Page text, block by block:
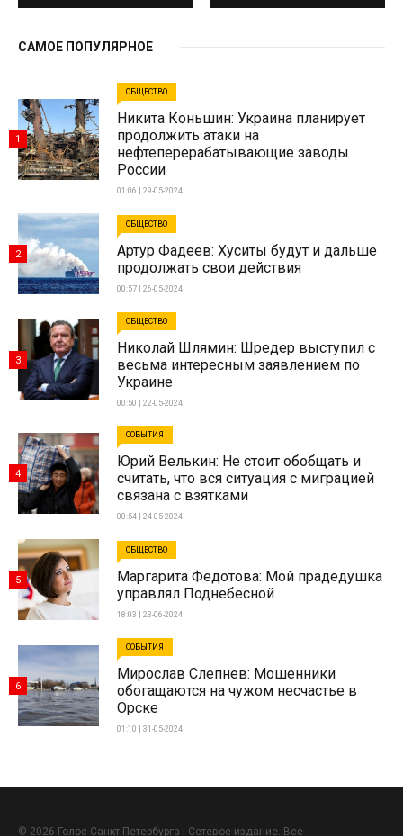
САМОЕ ПОПУЛЯРНОЕ
ОБЩЕСТВО
Никита Коньшин: Украина планирует
продолжить атаки на
нефтеперерабатывающие заводы
России
01:06 | 29-05-2024
1
ОБЩЕСТВО
Артур Фадеев: Хуситы будут и дальше
продолжать свои действия
00:57 | 26-05-2024
2
ОБЩЕСТВО
Николай Шлямин: Шредер выступил с
весьма интересным заявлением по
Украине
00:50 | 22-05-2024
3
СОБЫТИЯ
Юрий Велькин: Не стоит обобщать и
считать, что вся ситуация с миграцией
связана с взятками
00:54 | 24-05-2024
4
ОБЩЕСТВО
Маргарита Федотова: Мой прадедушка
управлял Поднебесной
18:03 | 23-06-2024
5
СОБЫТИЯ
Мирослав Слепнев: Мошенники
обогащаются на чужом несчастье в
Орске
01:10 | 31-05-2024
6
© 2026 Голос Санкт-Петербурга | Сетевое издание. Все